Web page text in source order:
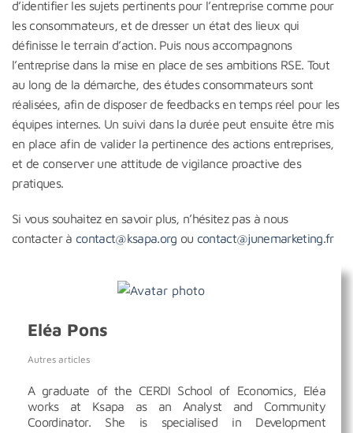
d’identifier les sujets pertinents pour l’entreprise comme pour
les consommateurs, et de dresser un état des lieux qui
définisse le terrain d’action. Puis nous accompagnons
l’entreprise dans la mise en place de ses ambitions RSE. Tout
au long de la démarche, des études consommateurs sont
réalisées, afin de disposer de feedbacks en temps réel pour les
équipes internes. Un suivi dans la durée peut ensuite être mis
en place afin de valider la pertinence des actions entreprises,
et de conserver une attitude de vigilance proactive des
pratiques.
Si vous souhaitez en savoir plus, n’hésitez pas à nous
contacter à contact@ksapa.org ou contact@junemarketing.fr
Eléa Pons
Autres articles
A graduate of the CERDI School of Economics, Eléa
works at Ksapa as an Analyst and Community
Coordinator. She is specialised in Development